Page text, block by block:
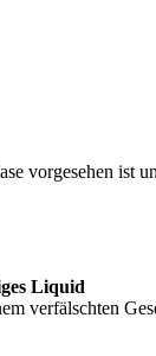
ist
Liquid
verfälschten